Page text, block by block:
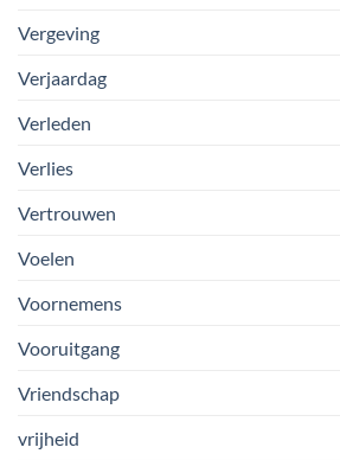
Vergeving
Verjaardag
Verleden
Verlies
Vertrouwen
Voelen
Voornemens
Vooruitgang
Vriendschap
vrijheid